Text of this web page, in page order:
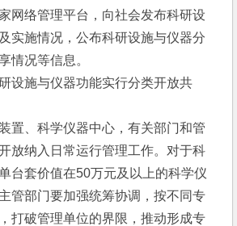
网络管理平台，向社会发布科研设
实施情况，公布科研设施与仪器分
情况等信息。
施与仪器功能实行分类开放共
、科学仪器中心，有关部门和管
放纳入日常运行管理工作。对于科
台套价值在50万元及以上的科学仪
管部门要加强统筹协调，按不同专
打破管理单位的界限，推动形成专